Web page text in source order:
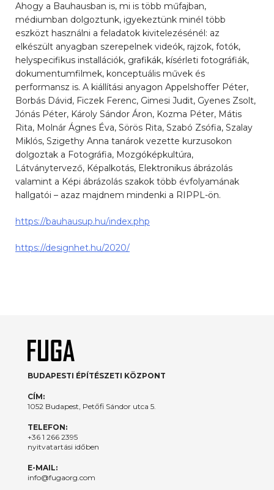
Ahogy a Bauhausban is, mi is több műfajban,
médiumban dolgoztunk, igyekeztünk minél több
eszközt használni a feladatok kivitelezésénél: az
elkészült anyagban szerepelnek videók, rajzok, fotók,
helyspecifikus installációk, grafikák, kísérleti fotográfiák,
dokumentumfilmek, konceptuális művek és
performansz is. A kiállítási anyagon Appelshoffer Péter,
Borbás Dávid, Ficzek Ferenc, Gimesi Judit, Gyenes Zsolt,
Jónás Péter, Károly Sándor Áron, Kozma Péter, Mátis
Rita, Molnár Ágnes Éva, Sörös Rita, Szabó Zsófia, Szalay
Miklós, Szigethy Anna tanárok vezette kurzusokon
dolgoztak a Fotográfia, Mozgóképkultúra,
Látványtervező, Képalkotás, Elektronikus ábrázolás
valamint a Képi ábrázolás szakok több évfolyamának
hallgatói – azaz majdnem mindenki a RIPPL-ön.
https://bauhausup.hu/index.php
https://designhet.hu/2020/
BUDAPESTI ÉPÍTÉSZETI KÖZPONT
CÍM:
1052 Budapest, Petőfi Sándor utca 5.
TELEFON:
+36 1 266 2395
nyitvatartási időben
E-MAIL:
info@fugaorg.com